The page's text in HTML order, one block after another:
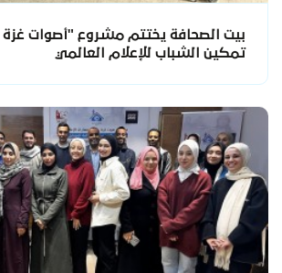
بيت الصحافة يختتم مشروع "أصوات غزة
تمكين الشباب للإعلام العالمي